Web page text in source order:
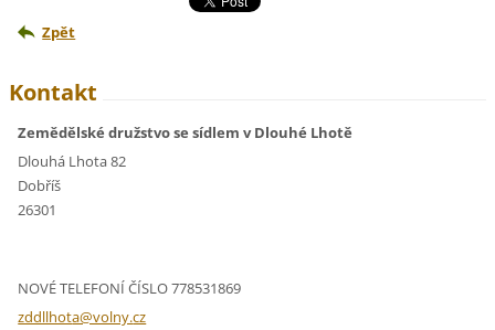
Zpět
Kontakt
Zemědělské družstvo se sídlem v Dlouhé Lhotě
Dlouhá Lhota 82
Dobříš
26301
NOVÉ TELEFONÍ ČÍSLO 778531869
zddllhota@volny.cz